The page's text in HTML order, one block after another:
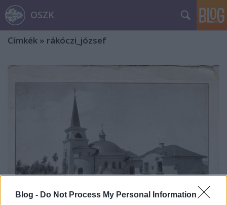
Blog - Do Not Process My Personal Information
OSZK
Címkék » rákóczi_józsef